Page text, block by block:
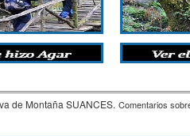
de Montaña SUANCES. Comentarios